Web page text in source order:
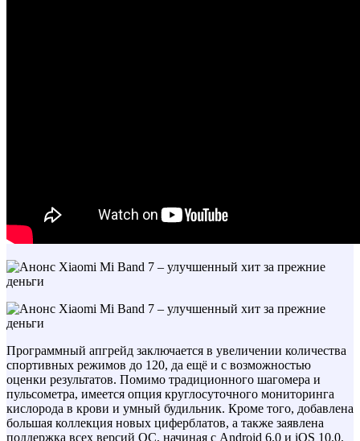
Программный апгрейд заключается в увеличении количества
спортивных режимов до 120, да ещё и с возможностью
оценки результатов. Помимо традиционного шагомера и
пульсометра, имеется опция круглосуточного мониторинга
кислорода в крови и умный будильник. Кроме того, добавлена
большая коллекция новых циферблатов, а также заявлена
поддержка всех версий ОС, начиная с Android 6.0 и iOS 10.0.